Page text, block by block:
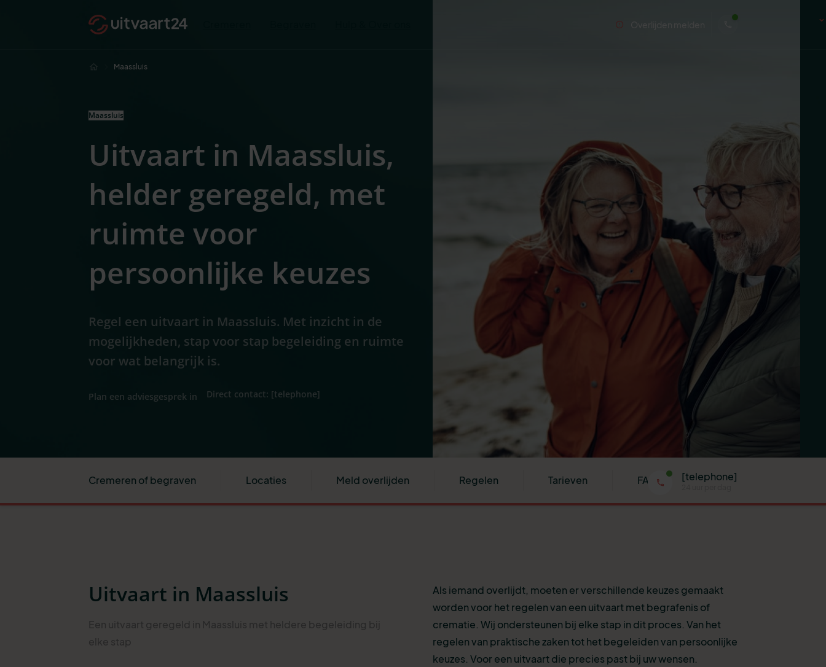
Maassluis
Maassluis
Uitvaart in Maassluis,
helder geregeld, met
ruimte voor
persoonlijke keuzes
Regel een uitvaart in Maassluis. Met inzicht in de
mogelijkheden, stap voor stap begeleiding en ruimte
voor wat belangrijk is.
Plan een adviesgesprek in Direct contact: [telephone]
Cremeren of begraven Locaties Meld overlijden Regelen Tarieven FAQ [telephone]
Uitvaart in Maassluis
Als iemand overlijdt, moeten er verschillende keuzes gemaakt
worden voor het regelen van een uitvaart met begrafenis of
crematie. Wij ondersteunen bij elke stap in dit proces. Van het
regelen van praktische zaken tot het begeleiden van persoonlijke
keuzes. Voor een uitvaart die precies past bij uw wensen.